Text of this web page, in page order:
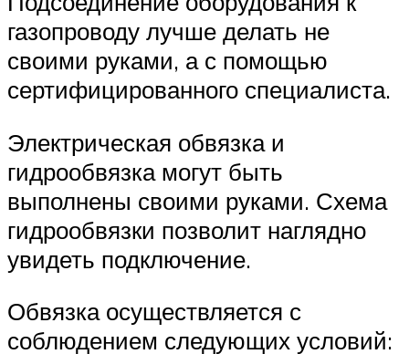
газопроводу лучше делать не
своими руками, а с помощью
сертифицированного специалиста.
Электрическая обвязка и
гидрообвязка могут быть
выполнены своими руками. Схема
гидрообвязки позволит наглядно
увидеть подключение.
Обвязка осуществляется с
соблюдением следующих условий: